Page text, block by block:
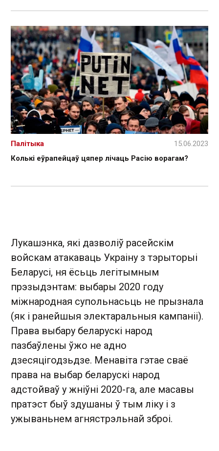
Колькі еўрапейцаў цяпер лічаць Расію ворагам?
Палітыка 15.06.2023
Лукашэнка, які дазволіў расейскім
войскам атакаваць Украіну з тэрыторыі
Беларусі, ня ёсьць легітымным
прэзыдэнтам: выбары 2020 году
міжнародная супольнасьць не прызнала
(як і ранейшыя электаральныя кампаніі).
Права выбару беларускі народ
пазбаўлены ўжо не адно
дзесяцігодзьдзе. Менавіта гэтае сваё
права на выбар беларускі народ
адстойваў у жніўні 2020-га, але масавы
пратэст быў здушаны ў тым ліку і з
ужываньнем агнястрэльнай зброі.